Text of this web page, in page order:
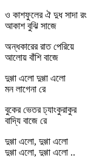
ও কাশফুলের ঐ দুধ সাদা রং
আকাশ বুঝি সাজে
অন্ধকারের রাত পেরিয়ে
আলোয় বাঁশি বাজে
দুগ্গা এলো দুগ্গা এলো
মন লাগেনা রে
বুকের ভেতর ঢ্যাংকুরাকুর
বাদ্যি বাজে রে
দুগ্গা এলো, দুগ্গা এলো
দুগ্গা এলো, দুগ্গা এলো ..